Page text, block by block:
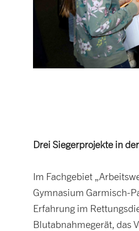
Drei Siegerprojekte in
Im Fachgebiet
Gymnasium Garmisch-
Erfahrung im
Blutabnahmegerät, das